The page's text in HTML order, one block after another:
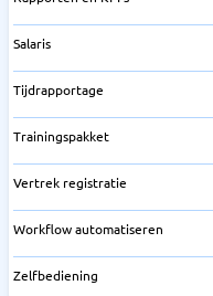
Salaris
Tijdrapportage
Trainingspakket
Vertrek registratie
Workflow automatiseren
Zelfbediening